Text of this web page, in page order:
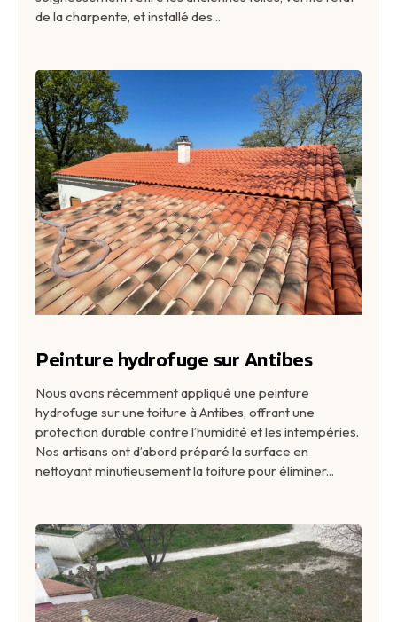
de la charpente, et installé des
Peinture hydrofuge sur Antibes
Nous avons récemment appliqué une peinture
hydrofuge sur une toiture à Antibes, offrant une
protection durable contre l’humidité et les intempéries.
Nos artisans ont d’abord préparé la surface en
nettoyant minutieusement la toiture pour éliminer